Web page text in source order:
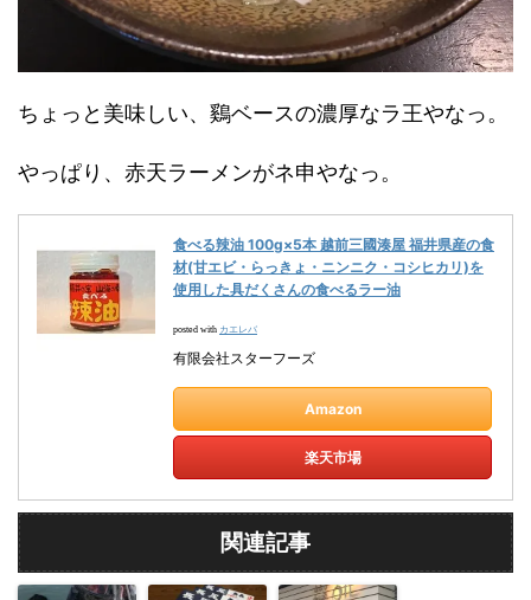
ちょっと美味しい、鷄ベースの濃厚なラ王やなっ。
やっぱり、赤天ラーメンがネ申やなっ。
食べる辣油 100g×5本 越前三國湊屋 福井県産の食
材(甘エビ・らっきょ・ニンニク・コシヒカリ)を
使用した具だくさんの食べるラー油
posted with カエレバ
有限会社スターフーズ
Amazon
楽天市場
関連記事